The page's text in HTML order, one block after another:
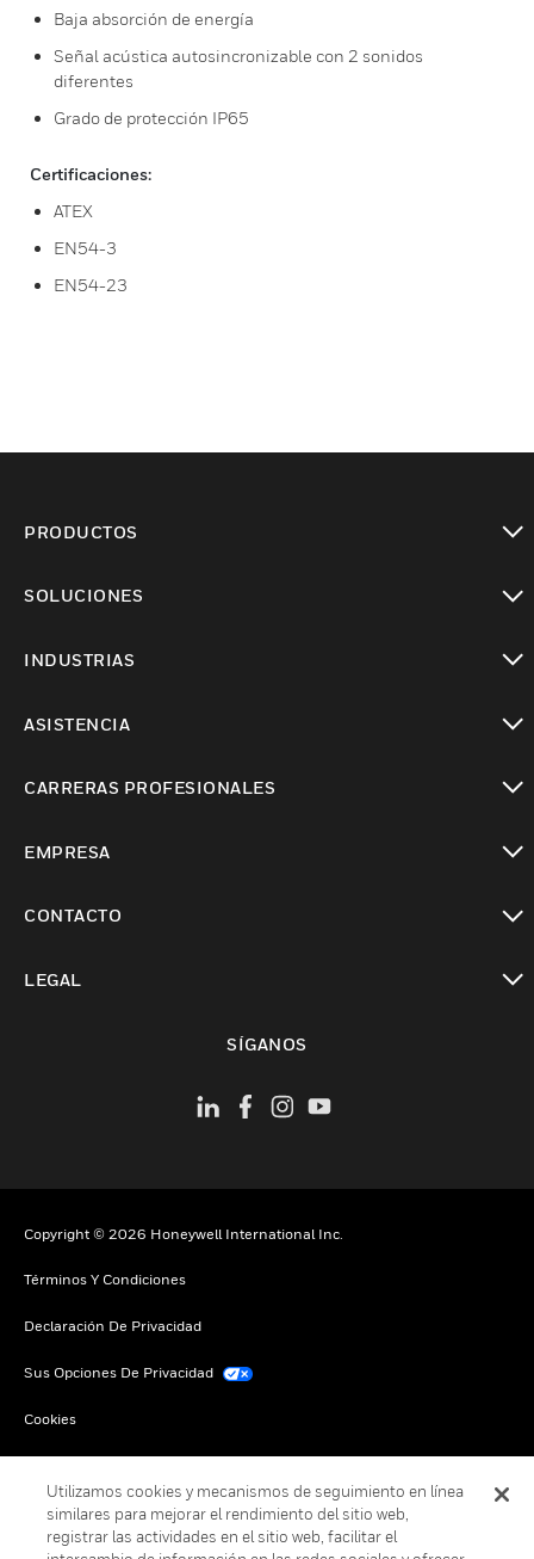
Baja absorción de energía
Señal acústica autosincronizable con 2 sonidos
diferentes
Grado de protección IP65
Certificaciones:
ATEX
EN54-3
EN54-23
PRODUCTOS
SOLUCIONES
INDUSTRIAS
ASISTENCIA
CARRERAS PROFESIONALES
EMPRESA
CONTACTO
LEGAL
SÍGANOS
Copyright © 2026 Honeywell International Inc.
Términos Y Condiciones
Declaración De Privacidad
Sus Opciones De Privacidad
Cookies
Utilizamos cookies y mecanismos de seguimiento en línea
similares para mejorar el rendimiento del sitio web,
registrar las actividades en el sitio web, facilitar el